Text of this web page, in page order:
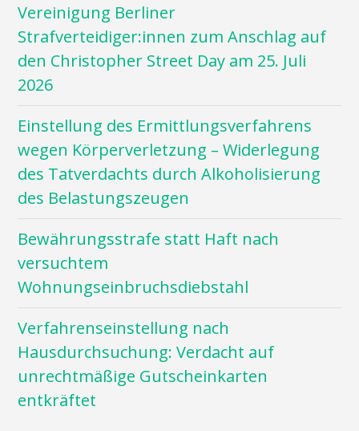
Vereinigung Berliner
Strafverteidiger:innen zum Anschlag auf
den Christopher Street Day am 25. Juli
2026
Einstellung des Ermittlungsverfahrens
wegen Körperverletzung – Widerlegung
des Tatverdachts durch Alkoholisierung
des Belastungszeugen
Bewährungsstrafe statt Haft nach
versuchtem
Wohnungseinbruchsdiebstahl
Verfahrenseinstellung nach
Hausdurchsuchung: Verdacht auf
unrechtmäßige Gutscheinkarten
entkräftet